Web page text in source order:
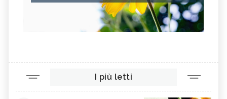
I più letti